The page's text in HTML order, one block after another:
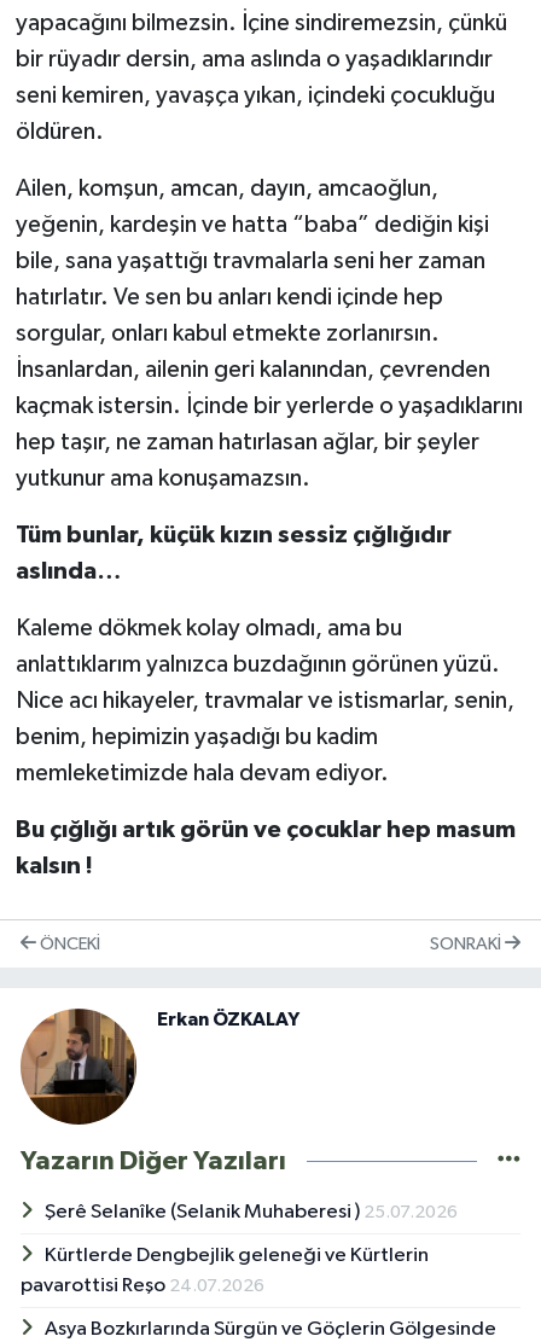
yapacağını bilmezsin. İçine sindiremezsin, çünkü
bir rüyadır dersin, ama aslında o yaşadıklarındır
seni kemiren, yavaşça yıkan, içindeki çocukluğu
öldüren.
Ailen, komşun, amcan, dayın, amcaoğlun,
yeğenin, kardeşin ve hatta “baba” dediğin kişi
bile, sana yaşattığı travmalarla seni her zaman
hatırlatır. Ve sen bu anları kendi içinde hep
sorgular, onları kabul etmekte zorlanırsın.
İnsanlardan, ailenin geri kalanından, çevrenden
kaçmak istersin. İçinde bir yerlerde o yaşadıklarını
hep taşır, ne zaman hatırlasan ağlar, bir şeyler
yutkunur ama konuşamazsın.
Tüm bunlar, küçük kızın sessiz çığlığıdır
aslında…
Kaleme dökmek kolay olmadı, ama bu
anlattıklarım yalnızca buzdağının görünen yüzü.
Nice acı hikayeler, travmalar ve istismarlar, senin,
benim, hepimizin yaşadığı bu kadim
memleketimizde hala devam ediyor.
Bu çığlığı artık görün ve çocuklar hep masum
kalsın !
ÖNCEKI SONRAKI
Erkan ÖZKALAY
Yazarın Diğer Yazıları
Şerê Selanîke (Selanik Muhaberesi ) 25.07.2026
Kürtlerde Dengbejlik geleneği ve Kürtlerin
pavarottisi Reşo 24.07.2026
Asya Bozkırlarında Sürgün ve Göçlerin Gölgesinde